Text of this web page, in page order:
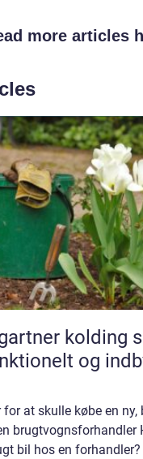
more articles
kolding sådan får
og
for at skulle købe en ny,
brugtvognsforhandler
bil hos en